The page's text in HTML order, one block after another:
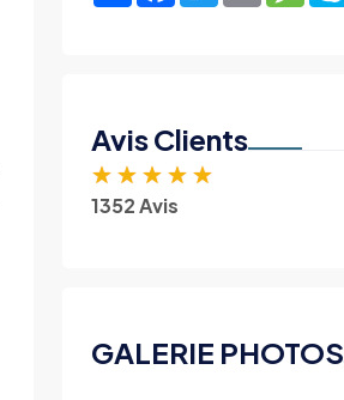
Avis Clients
★ ★ ★ ★ ★
1352 Avis
GALERIE PHOTOS